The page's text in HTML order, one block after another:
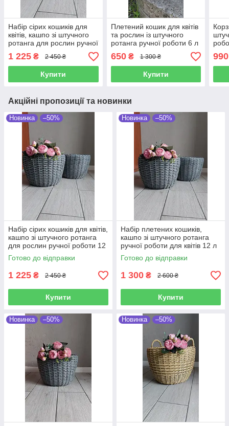
Набір сірих кошиків для
квітів, кашпо зі штучного
ротанга для рослин ручної
роботи 12 л
1 225 ₴ 2 450 ₴
Купити
Плетений кошик для квітів
та рослин із штучного
ротанга ручної роботи 6 л
650₴ 1 300 ₴
Купити
л
990
Акційні пропозиції та новинки
Новинка –50%
Набір сірих кошиків для квітів,
кашпо зі штучного ротанга
для рослин ручної роботи 12
л
Готово до відправки
1 225 ₴ 2 450 ₴
Купити
Новинка –50%
Набір плетених кошиків,
кашпо зі штучного ротанга
ручної роботи для квітів 12 л
Готово до відправки
1 300 ₴ 2 600 ₴
Купити
Новинка –50% Новинка –50%